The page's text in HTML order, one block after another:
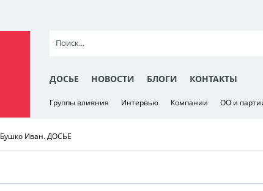
ДОСЬЕ НОВОСТИ БЛОГИ КОНТАКТЫ
Группы влияния Интервью Компании ОО и
Бушко Иван. ДОСЬЕ